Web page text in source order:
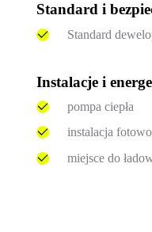
Standard i
Standard
Instalacje i
pompa ciepła
instalacja
miejsce do